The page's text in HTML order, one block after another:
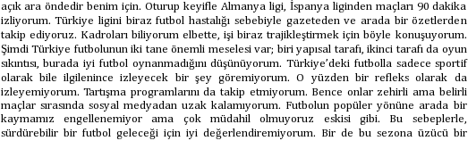
açık ara öndedir benim için. Oturup keyifle Almanya ligi, İspanya liginden maçları 90 dakika
izliyorum. Türkiye ligini biraz futbol hastalığı sebebiyle gazeteden ve arada bir özetlerden
takip ediyoruz. Kadroları biliyorum elbette, işi biraz trajikleştirmek için böyle konuşuyorum.
Şimdi Türkiye futbolunun iki tane önemli meselesi var; biri yapısal tarafı, ikinci tarafı da oyun
sıkıntısı, burada iyi futbol oynanmadığını düşünüyorum. Türkiye’deki futbolla sadece sportif
olarak bile ilgilenince izleyecek bir şey göremiyorum. O yüzden bir refleks olarak da
izleyemiyorum. Tartışma programlarını da takip etmiyorum. Bence onlar zehirli ama belirli
maçlar sırasında sosyal medyadan uzak kalamıyorum. Futbolun popüler yönüne arada bir
kaymamız engellenemiyor ama çok müdahil olmuyoruz eskisi gibi. Bu sebeplerle,
sürdürebilir bir futbol geleceği için iyi değerlendiremiyorum. Bir de bu sezona üzücü bir